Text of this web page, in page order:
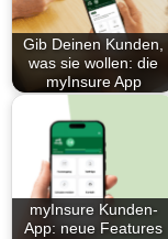
Gib Deinen Kunden,
was sie wollen: die
myInsure App
myInsure Kunden-
App: neue Features